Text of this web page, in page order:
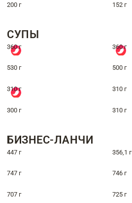
200 г 152 г
СУПЫ
360 г 360 г
530 г 500 г
310 г 310 г
300 г 310 г
БИЗНЕС-ЛАНЧИ
447 г 356,1 г
747 г 746 г
707 г 725 г